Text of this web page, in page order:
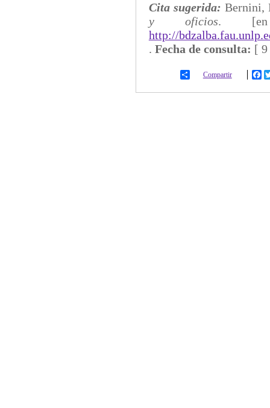
Cita sugerida:Bernini,
y oficios.
http://
. Fecha de consulta: [ 9
Compartir